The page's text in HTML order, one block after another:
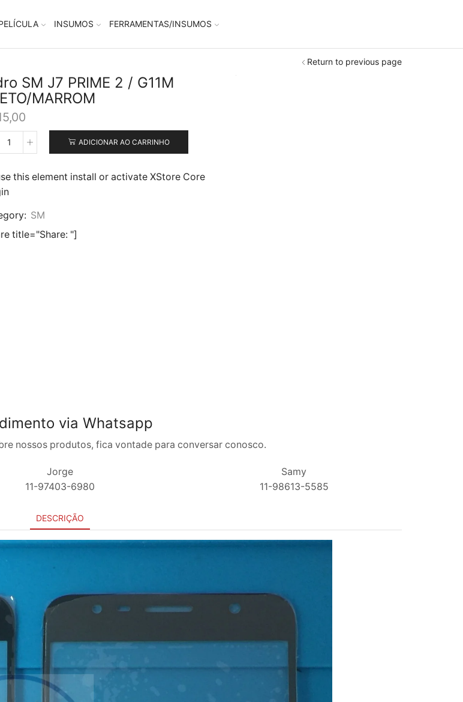
INSUMOS FERRAMENTAS/INSUMOS
Return to previous page
SM J7 PRIME 2 / G11M
MARROM
Vidro
J7
PRIME
2
G11M
PRETO/MARROM
ADICIONAR AO CARRINHO
this element install or activate XStore Core
SM
title="Share: "]
via Whatsapp
nossos produtos, fica vontade para conversar conosco.
Jorge
11-97403-6980
Samy
11-98613-5585
DESCRIÇÃO